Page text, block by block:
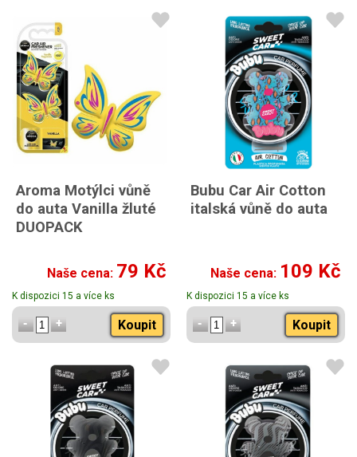
Aroma Motýlci vůně
do auta Vanilla žluté
DUOPACK
Naše cena: 79 Kč
K dispozici 15 a více ks
Koupit
Bubu Car Air Cotton
italská vůně do auta
Naše cena: 109 Kč
K dispozici 15 a více ks
Koupit